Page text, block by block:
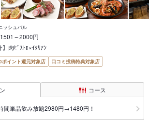
ッシュバル
1501～2000円
肉ﾋﾞｽﾄﾛ×ｲﾀﾘｱﾝ
ポイント還元対象店
口コミ投稿特典対象店
コース
間単品飲み放題2980円→1480円！